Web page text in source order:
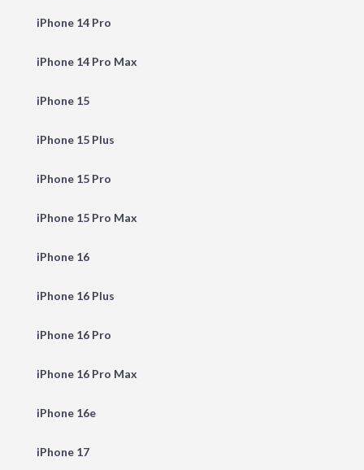
iPhone 14 Pro
iPhone 14 Pro Max
iPhone 15
iPhone 15 Plus
iPhone 15 Pro
iPhone 15 Pro Max
iPhone 16
iPhone 16 Plus
iPhone 16 Pro
iPhone 16 Pro Max
iPhone 16e
iPhone 17